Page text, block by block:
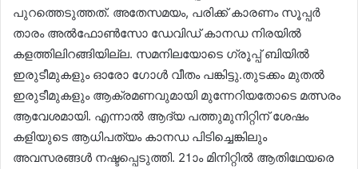
പുറത്തെടുത്തത്. അതേസമയം, പരിക്ക് കാരണം സൂപ്പർ
താരം അൽഫോൺസോ ഡേവിഡ് കാനഡ നിരയിൽ
കളത്തിലിറങ്ങിയില്ല. സമനിലയോടെ ഗ്രൂപ്പ് ബിയിൽ
ഇരുടീമുകളും ഓരോ ഗോൾ വീതം പങ്കിട്ടു.തുടക്കം മുതൽ
ഇരുടീമുകളും ആക്രമണവുമായി മുന്നേറിയതോടെ മത്സരം
ആവേശമായി. എന്നാൽ ആദ്യ പത്തുമുനിറ്റിന് ശേഷം
കളിയുടെ ആധിപത്യം കാനഡ പിടിച്ചെങ്കിലും
അവസരങ്ങൾ നഷ്ടപ്പെടുത്തി. 21ാം മിനിറ്റിൽ ആതിഥേയരെ